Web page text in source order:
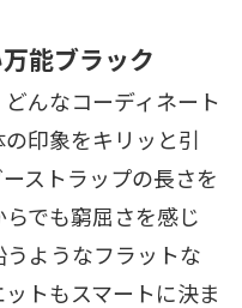
能ブラック
んなコーディネート
印象をキリッと引
ストラップの長さを
でも窮屈さを感じ
ようなフラットな
トもスマートに決ま